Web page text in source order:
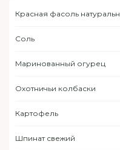
Красная фасоль
Соль
Маринованный огурец
Охотничьи колбаски
Картофель
Шпинат свежий